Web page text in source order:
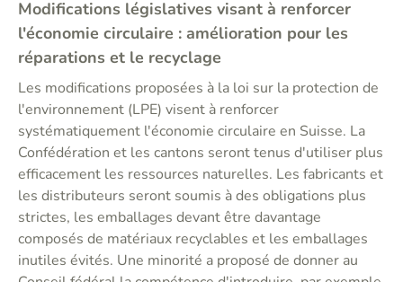
Modifications législatives visant à renforcer
l'économie circulaire : amélioration pour les
réparations et le recyclage
Les modifications proposées à la loi sur la protection de
l'environnement (LPE) visent à renforcer
systématiquement l'économie circulaire en Suisse. La
Confédération et les cantons seront tenus d'utiliser plus
efficacement les ressources naturelles. Les fabricants et
les distributeurs seront soumis à des obligations plus
strictes, les emballages devant être davantage
composés de matériaux recyclables et les emballages
inutiles évités. Une minorité a proposé de donner au